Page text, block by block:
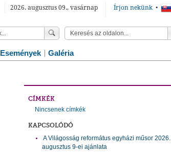
Írjon nekünk •
2026. augusztus 09., vasárnap
Események Galéria
CÍMKÉK
Nincsenek címkék
KAPCSOLÓDÓ
A Világosság református egyházi műsor 2026.
augusztus 9-ei ajánlata